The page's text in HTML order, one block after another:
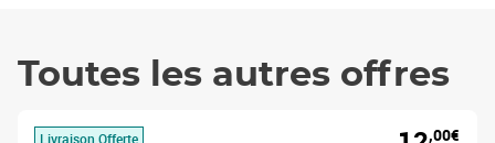
Toutes les autres offres
Livraison Offerte ,00€